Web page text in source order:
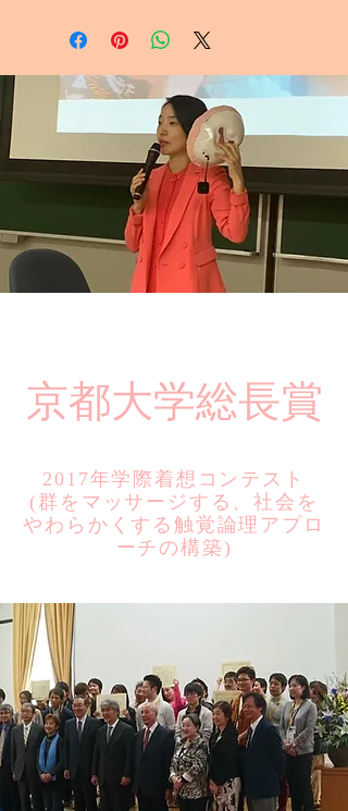
​京都大学総長賞
2017年学際着想コンテスト
​(群をマッサージする、社会を
やわらかくする触覚論理アプロ
ーチの構築)